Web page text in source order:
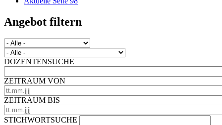
Angebot filtern
DOZENTENSUCHE
ZEITRAUM VON
ZEITRAUM BIS
STICHWORTSUCHE